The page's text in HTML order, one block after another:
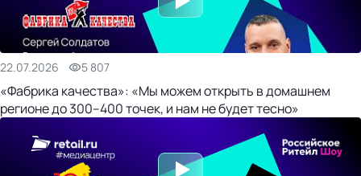
22.07.2026 5 807
«Фабрика качества»: «Мы можем открыть в домашнем
регионе до 300–400 точек, и нам не будет тесно»